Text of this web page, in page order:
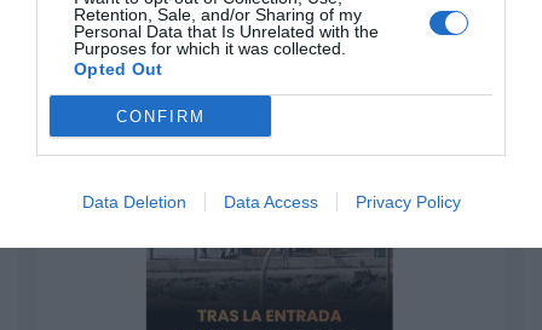
Retention, Sale, and/or Sharing of my
Personal Data that Is Unrelated with the
Purposes for which it was collected.
Opted Out
CONFIRM
Data Deletion Data Access Privacy Policy
Eulogio López
Argumentos